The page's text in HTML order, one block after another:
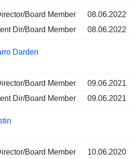
Board Member
08.06.2022
Dir/Board Member
08.06.2022
Darden
Board Member
09.06.2021
Dir/Board Member
09.06.2021
Board Member
10.06.2020